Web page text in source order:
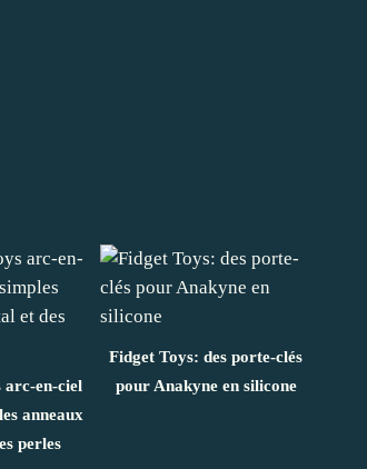
arc-en-ciel
anneaux
perles
Fidget Toys: des porte-clés
pour Anakyne en silicone